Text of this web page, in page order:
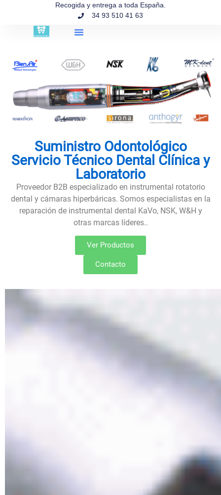
Recogida y entrega a toda España.
34 93 510 41 63
Suministro Odontológico
Servicio Técnico Dental Clínica y
Laboratorio
Proveedor B2B especializado en instrumental rotatorio
dental y cámaras hiperbáricas. Somos especialistas en la
reparación de instrumental dental KaVo, NSK, W&H y
otras marcas líderes..
Ver Productos
Contacto